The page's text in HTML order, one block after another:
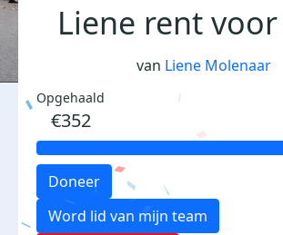
Liene rent voor
van Liene Molenaar
Opgehaald
€352
Doneer
Word lid van mijn team